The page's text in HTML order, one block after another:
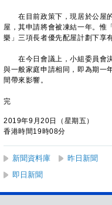
在目前政策下，現居於公屋的
屋，其申請將會被凍結一年。惟
樂」三項長者優先配屋計劃下享
在今日會議上，小組委員會決
與一般家庭申請相同，即為期一
間帶來影響。
完
2019年9月20日（星期五）
香港時間19時08分
新聞資料庫 昨日新聞
即日新聞